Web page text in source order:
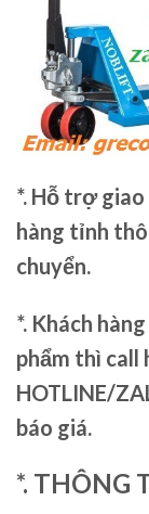
*. Hỗ trợ
hàng tỉnh
chuyển.
*. Khách
phẩm thì call
HOTLINE/
báo giá.
*. THÔNG